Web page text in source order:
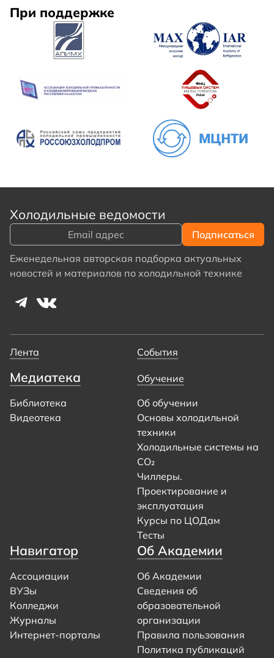
При поддержке
Холодильные ведомости
Еженедельная авторская подборка актуальных
новостей и материалов по холодильной технике
Лента События
Медиатека
Библиотека
Видеотека
Обучение
Об обучении
Основы холодильной
техники
Холодильные системы на
CO₂
Чиллеры.
Проектирование и
эксплуатация
Курсы по ЦОДам
Тесты
Навигатор
Ассоциации
ВУЗы
Колледжи
Журналы
Интернет-порталы
Об Академии
Об Академии
Сведения об
образовательной
организации
Правила пользования
Политика публикаций